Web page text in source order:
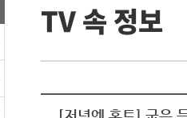
보은
인생내컷
테마기행 길
시청자 FLEX
특집프로그램
16:00 완
우리 고
TV 속 정보